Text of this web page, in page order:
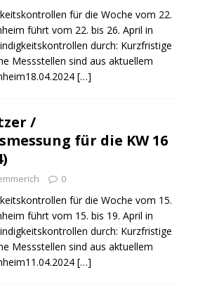
für die Woche vom 22.
führt vom 22. bis 26. April in
durch: Kurzfristige
Messstellen sind aus aktuellem
[…]
/
für die KW 16
0
für die Woche vom 15.
führt vom 15. bis 19. April in
durch: Kurzfristige
Messstellen sind aus aktuellem
[…]